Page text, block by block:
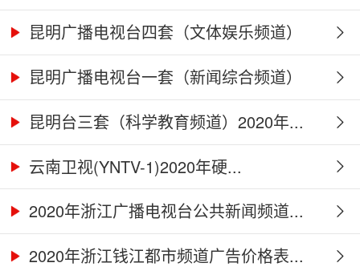
2... 昆明广播电视台四套（文体娱乐频道）
2... 昆明广播电视台一套（新闻综合频道）
2... 昆明台三套（科学教育频道）2020年...
云南卫视(YNTV-1)2020年硬...
2020年浙江广播电视台公共新闻频道...
2020年浙江钱江都市频道广告价格表...